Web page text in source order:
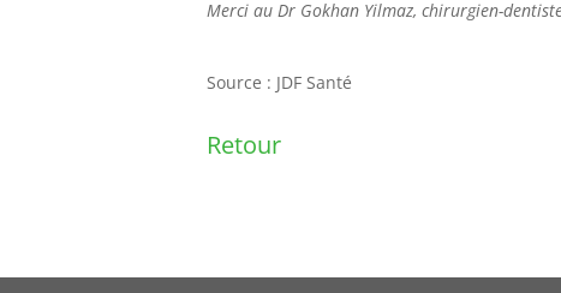
Merci au Dr Gokhan Yilmaz, chirurgien-
Source : JDF Santé
Retour